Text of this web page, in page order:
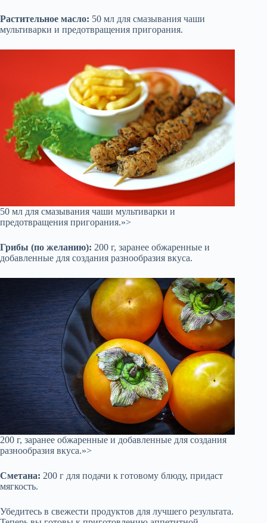
Растительное масло: 50 мл для смазывания чаши
мультиварки и предотвращения пригорания.
50 мл для смазывания чаши мультиварки и
предотвращения пригорания.»>
Грибы (по желанию): 200 г, заранее обжаренные и
добавленные для создания разнообразия вкуса.
200 г, заранее обжаренные и добавленные для создания
разнообразия вкуса.»>
Сметана: 200 г для подачи к готовому блюду, придаст
мягкость.
Убедитесь в свежести продуктов для лучшего результата.